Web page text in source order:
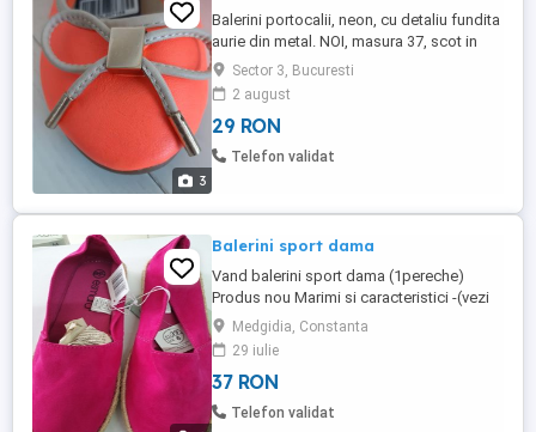
3
Balerini portocalii, neon, cu detaliu fundita
aurie din metal. NOI, masura 37, scot in
evidenta orce tinuta de vara. Livrare
peronala in Bucuresti sect. 2-3.
Sector 3, Bucuresti
2 august
29 RON
Telefon validat
Balerini sport dama
Vand balerini sport dama (1pereche)
Produs nou Marimi si caracteristici -(vezi
pozele anexata) Transportul la
cumparator
Medgidia, Constanta
29 iulie
37 RON
Telefon validat